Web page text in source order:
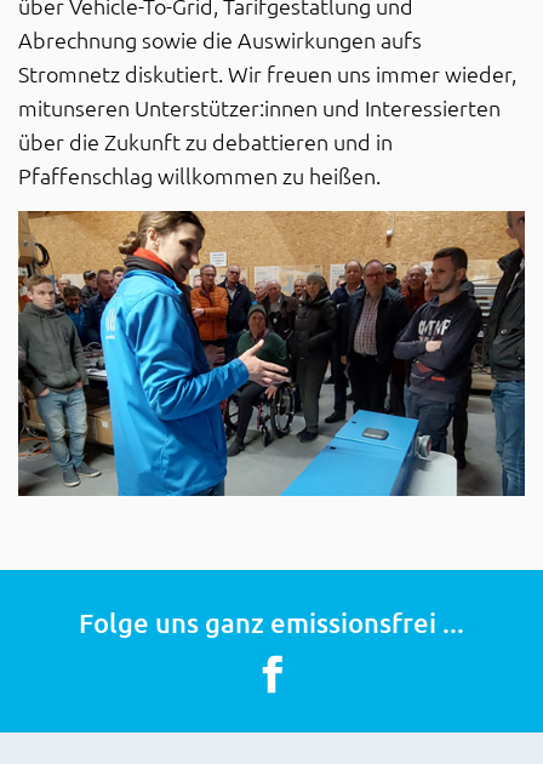
über Vehicle-To-Grid, Tarifgestatlung und
Abrechnung sowie die Auswirkungen aufs
Stromnetz diskutiert. Wir freuen uns immer wieder,
mitunseren Unterstützer:innen und Interessierten
über die Zukunft zu debattieren und in
Pfaffenschlag willkommen zu heißen.
Folge uns ganz emissionsfrei ...